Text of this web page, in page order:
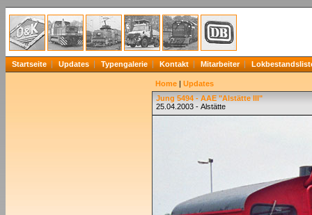
Startseite Updates Typengalerie Kontakt Mitarbeiter
Home | Updates
Jung 5494 - AAE "Alstätte III"
25.04.2003 - Alstätte